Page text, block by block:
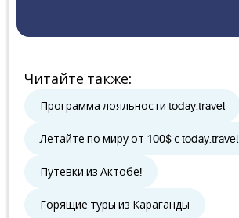
Читайте также:
Программа лояльности today.travel
Летайте по миру от 100$ с today.travel
Путевки из Актобе!
Горящие туры из Караганды